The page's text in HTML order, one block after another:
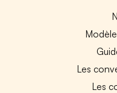
Les
Les